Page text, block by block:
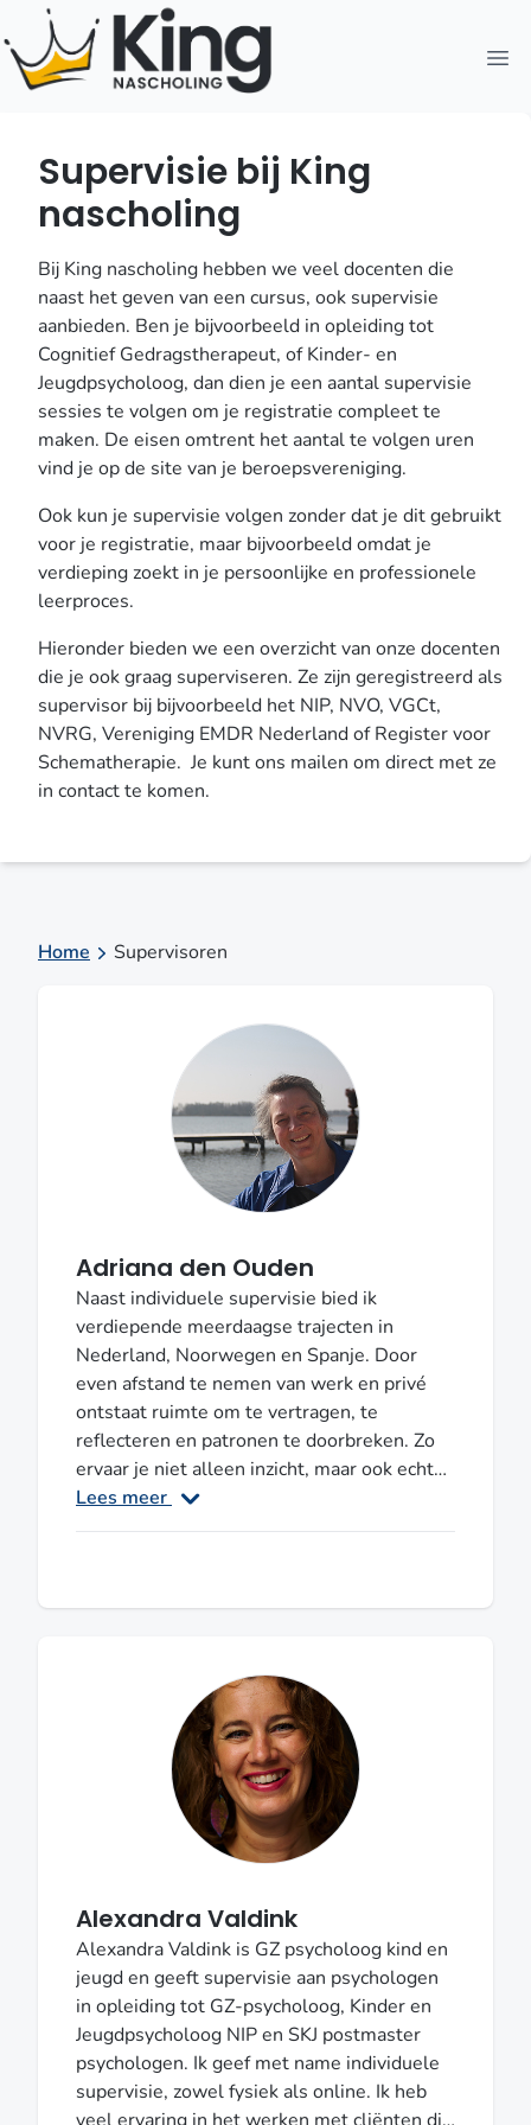
Supervisie bij King
nascholing
Bij King nascholing hebben we veel docenten die
naast het geven van een cursus, ook supervisie
aanbieden. Ben je bijvoorbeeld in opleiding tot
Cognitief Gedragstherapeut, of Kinder- en
Jeugdpsycholoog, dan dien je een aantal supervisie
sessies te volgen om je registratie compleet te
maken. De eisen omtrent het aantal te volgen uren
vind je op de site van je beroepsvereniging.
Ook kun je supervisie volgen zonder dat je dit gebruikt
voor je registratie, maar bijvoorbeeld omdat je
verdieping zoekt in je persoonlijke en professionele
leerproces.
Hieronder bieden we een overzicht van onze docenten
die je ook graag superviseren. Ze zijn geregistreerd als
supervisor bij bijvoorbeeld het NIP, NVO, VGCt,
NVRG, Vereniging EMDR Nederland of Register voor
Schematherapie. Je kunt ons mailen om direct met ze
in contact te komen.
Home Supervisoren
Adriana den Ouden
Naast individuele supervisie bied ik
verdiepende meerdaagse trajecten in
Nederland, Noorwegen en Spanje. Door
even afstand te nemen van werk en privé
ontstaat ruimte om te vertragen, te
reflecteren en patronen te doorbreken. Zo
ervaar je niet alleen inzicht, maar ook echte
verdieping: in het winterse Noorwegen,
onder de Spaanse zon in oktober, of in de
ruime ervaring als gedragsdeskundig docent
VG-sector en (S)GGZ. Meer
informatie: http://www.praktijkdenouden.nl
Lees meer
Alexandra Valdink
Alexandra Valdink is GZ psycholoog kind en
jeugd en geeft supervisie aan psychologen
in opleiding tot GZ-psycholoog, Kinder en
Jeugdpsycholoog NIP en SKJ postmaster
psychologen. Ik geef met name individuele
supervisie, zowel fysiek als online. Ik heb